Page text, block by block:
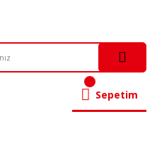
Sepetim